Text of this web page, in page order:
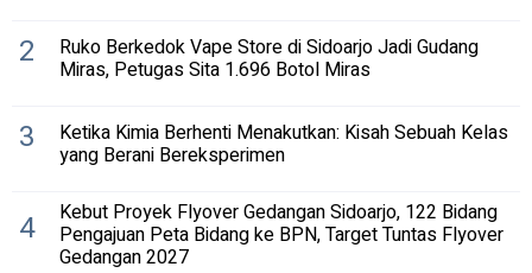
2 Ruko Berkedok Vape Store di Sidoarjo Jadi Gudang
Miras, Petugas Sita 1.696 Botol Miras
3 Ketika Kimia Berhenti Menakutkan: Kisah Sebuah Kelas
yang Berani Bereksperimen
4 Kebut Proyek Flyover Gedangan Sidoarjo, 122 Bidang
Pengajuan Peta Bidang ke BPN, Target Tuntas Flyover
Gedangan 2027